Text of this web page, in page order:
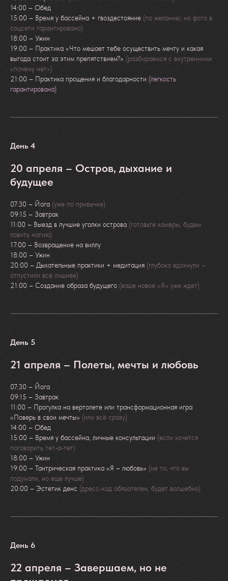
14:00 – Обед
15:00 – Время у бассейна + гвоздестояние (по желанию, но фото в
соцсети гарантировано)
18:00 – Ужин
19:00 – Практика «Что мешает тебе осуществить мечту и какая
выгода стоит за этим препятствием?» (разбираемся с внутренними
«почему нет»)
21:00 – Практика прощения и благодарности (легкость
гарантирована)
День 4
20 апреля – Остров, дыхание и
будущее
07:30 – Йога (уже по привычке)
09:15 – Завтрак
11:00 – Выезд в лучшие уголки острова (готовьте камеры, будем
ловить магию)
17:00 – Возвращение на виллу
18:00 – Ужин
20:00 – Дыхательные практики + медитация (глубоко вдохнули –
отпустили всё лишнее)
21:00 – Создание образа будущего (ваше новое «Я» уже ждет)
День 5
21 апреля – Полеты, мечты и любовь
07:30 – Йога
09:15 – Завтрак
11:00 – Прогулка на вертолете или трансформационная игра
«Поверь в свои мечты» (или всё сразу)
14:00 – Обед
15:00 – Время у бассейна, личные консультации (если хочется
поговорить тет-а-тет)
18:00 – Ужин
19:00 – Тантрическая практика «Я – любовь» (не то, что вы
подумали, но еще лучше)
20:00 – Эстетик денс (дресс-код обязателен, будет волшебно)
День 6
22 апреля – Завершаем, но не
ЧТО В ТЕБЕ
ИЗМЕНИТСЯ
ПОСЛЕ РЕТРИТА
В РЕЗУЛЬТАТЕ:
концентрации и памяти
(подтверждено наукой)
и тревожности